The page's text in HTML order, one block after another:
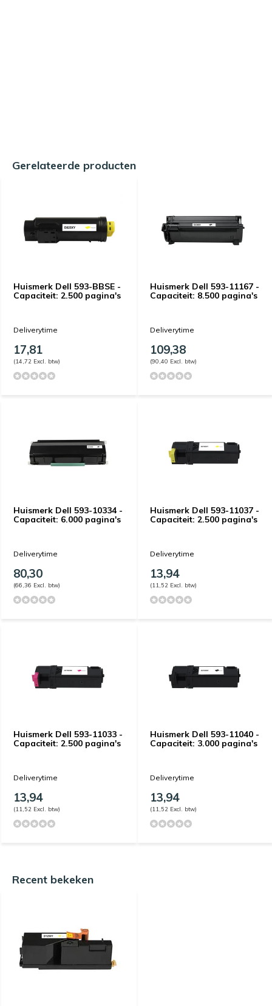
Gerelateerde producten
Huismerk Dell 593-BBSE -
Capaciteit: 2.500 pagina's
Deliverytime
17,81
(14,72 Excl. btw)
Huismerk Dell 593-11167 -
Capaciteit: 8.500 pagina's
Deliverytime
109,38
(90,40 Excl. btw)
Huismerk Dell 593-10334 -
Capaciteit: 6.000 pagina's
Deliverytime
80,30
(66,36 Excl. btw)
Huismerk Dell 593-11037 -
Capaciteit: 2.500 pagina's
Deliverytime
13,94
(11,52 Excl. btw)
Huismerk Dell 593-11033 -
Capaciteit: 2.500 pagina's
Deliverytime
13,94
(11,52 Excl. btw)
Huismerk Dell 593-11040 -
Capaciteit: 3.000 pagina's
Deliverytime
13,94
(11,52 Excl. btw)
Recent bekeken